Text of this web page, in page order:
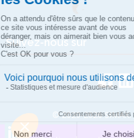
Suivez-nous sur
© 2020-2026
LinkedIn